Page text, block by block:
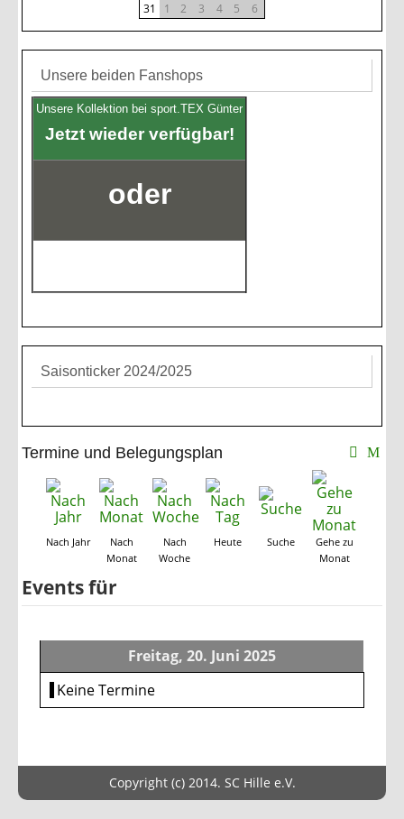
31
1 2 3 4 5 6
Unsere beiden Fanshops
Unsere Kollektion bei sport.TEX Günter
Jetzt wieder verfügbar!
oder
Saisonticker 2024/2025
Termine und Belegungsplan
Nach Jahr
Nach
Monat
Nach
Woche
Heute Suche
Gehe zu
Monat
Events für
Freitag, 20. Juni 2025
Keine Termine
Copyright (c) 2014. SC Hille e.V.